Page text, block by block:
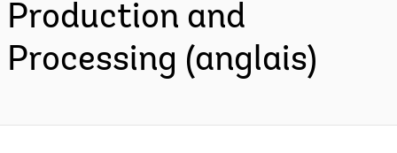
Production and
Processing (anglais)